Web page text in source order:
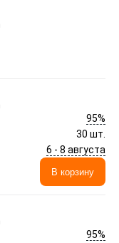
95%
30 шт.
6 - 8 августа
В корзину
95%